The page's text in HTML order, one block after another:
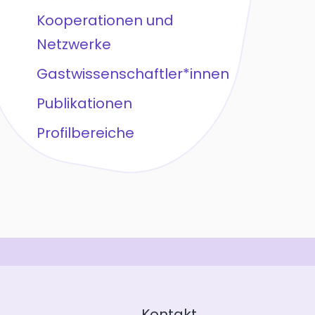
Kooperationen und
Netzwerke
Gastwissenschaftler*innen
Publikationen
Profilbereiche